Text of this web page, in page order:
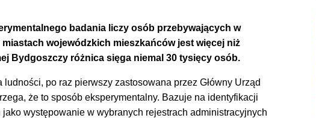
badania liczy osób przebywających w
wojewódzkich mieszkańców jest więcej niż
Bydgoszczy różnica sięga niemal 30 tysięcy osób.
ludności, po raz pierwszy zastosowana przez Główny Urząd
że to sposób eksperymentalny. Bazuje na identyfikacji
występowanie w wybranych rejestrach administracyjnych